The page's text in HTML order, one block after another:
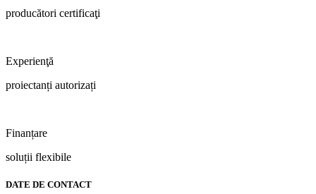
producători certificaţi
Experienţă
proiectanți autorizați
Finanțare
soluții flexibile
DATE DE CONTACT